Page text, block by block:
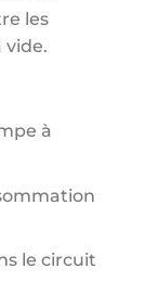
les
vide.
à
le circuit